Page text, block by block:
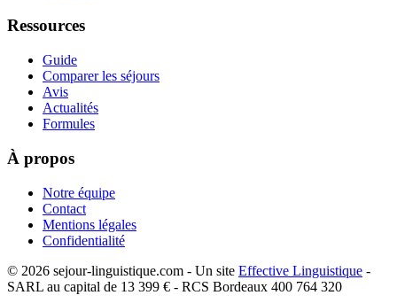
Ressources
Guide
Comparer les séjours
Avis
Actualités
Formules
À propos
Notre équipe
Contact
Mentions légales
Confidentialité
© 2026 sejour-linguistique.com - Un site Effective Linguistique -
SARL au capital de 13 399 € - RCS Bordeaux 400 764 320